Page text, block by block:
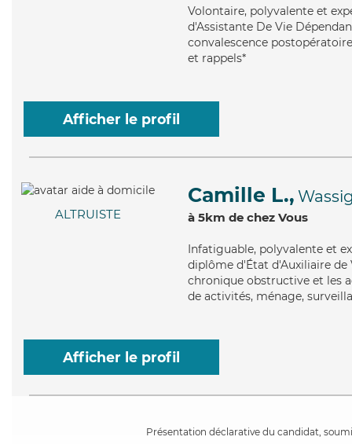
Volontaire, polyvalente et
d'Assistante De Vie
convalescence
et rappels*
Afficher le profil
ALTRUISTE
Camille L.,
à 5km de chez Vous
Infatiguable, polyvalente et
diplôme d'État d'Auxiliaire de
chronique obstructive et les
de activités, ménage,
Afficher le profil
Présentation déclarative du candidat,